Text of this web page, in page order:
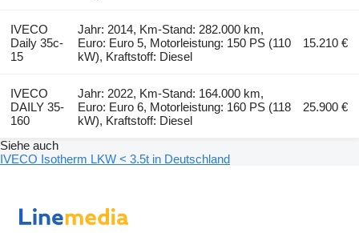
IVECO
Daily 35c-
15
Jahr: 2014, Km-Stand: 282.000 km,
Euro: Euro 5, Motorleistung: 150 PS (110
kW), Kraftstoff: Diesel
15.210 €
IVECO
DAILY 35-
160
Jahr: 2022, Km-Stand: 164.000 km,
Euro: Euro 6, Motorleistung: 160 PS (118
kW), Kraftstoff: Diesel
25.900 €
Siehe auch
IVECO Isotherm LKW < 3.5t in Deutschland